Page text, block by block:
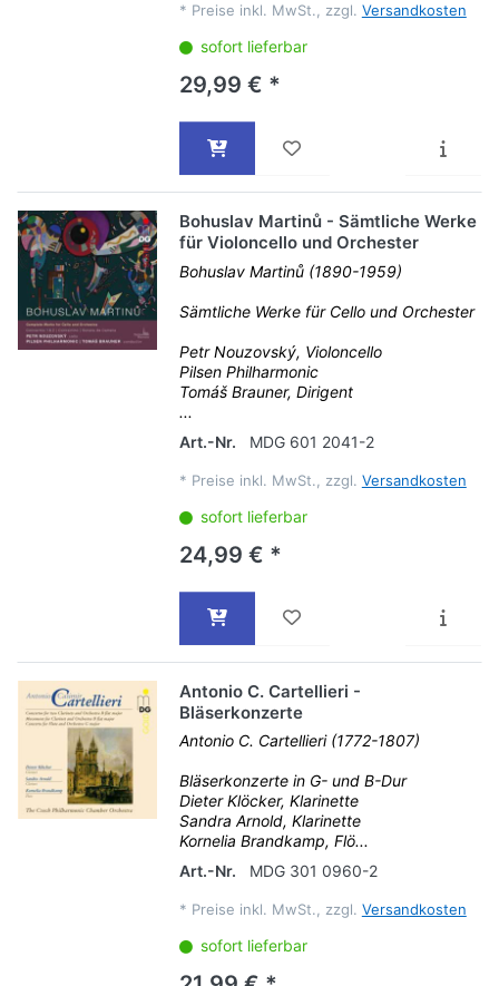
* Preise inkl. MwSt., zzgl. Versandkosten
sofort lieferbar
29,99 € *
Bohuslav Martinů - Sämtliche Werke
für Violoncello und Orchester
Bohuslav Martinů (1890-1959)
Sämtliche Werke für Cello und Orchester
Petr Nouzovský, Violoncello
Pilsen Philharmonic
Tomáš Brauner, Dirigent
...
Art.-Nr.
MDG 601 2041-2
* Preise inkl. MwSt., zzgl. Versandkosten
sofort lieferbar
24,99 € *
Antonio C. Cartellieri -
Bläserkonzerte
Antonio C. Cartellieri (1772-1807)
Bläserkonzerte in G- und B-Dur
Dieter Klöcker, Klarinette
Sandra Arnold, Klarinette
Kornelia Brandkamp, Flö...
Art.-Nr.
MDG 301 0960-2
* Preise inkl. MwSt., zzgl. Versandkosten
sofort lieferbar